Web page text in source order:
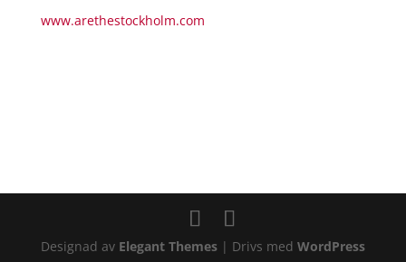
www.arethestockholm.com
Designad av Elegant Themes| Drivs med WordPress